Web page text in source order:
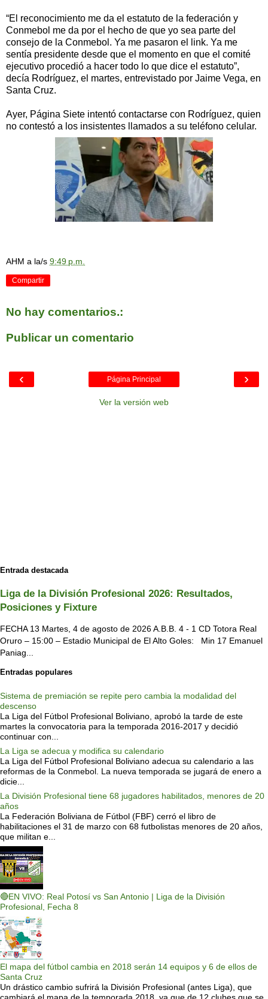
“El reconocimiento me da el estatuto de la federación y
Conmebol me da por el hecho de que yo sea parte del
consejo de la Conmebol. Ya me pasaron el link. Ya me
sentía presidente desde que el momento en que el comité
ejecutivo procedió a hacer todo lo que dice el estatuto”,
decía Rodríguez, el martes, entrevistado por Jaime Vega, en
Santa Cruz.
Ayer, Página Siete intentó contactarse con Rodríguez, quien
no contestó a los insistentes llamados a su teléfono celular.
AHM a la/s 9:49 p.m.
Compartir
No hay comentarios.:
Publicar un comentario
‹ ›
Página Principal
Ver la versión web
Entrada destacada
Liga de la División Profesional 2026: Resultados,
Posiciones y Fixture
FECHA 13 Martes, 4 de agosto de 2026 A.B.B. 4 - 1 CD Totora Real
Oruro – 15:00 – Estadio Municipal de El Alto Goles: Min 17 Emanuel
Paniag...
Entradas populares
Sistema de premiación se repite pero cambia la modalidad del
descenso
La Liga del Fútbol Profesional Boliviano, aprobó la tarde de este
martes la convocatoria para la temporada 2016-2017 y decidió
continuar con...
La Liga se adecua y modifica su calendario
La Liga del Fútbol Profesional Boliviano adecua su calendario a las
reformas de la Conmebol. La nueva temporada se jugará de enero a
dicie...
La División Profesional tiene 68 jugadores habilitados, menores de 20
años
La Federación Boliviana de Fútbol (FBF) cerró el libro de
habilitaciones el 31 de marzo con 68 futbolistas menores de 20 años,
que militan e...
🔴EN VIVO: Real Potosí vs San Antonio | Liga de la División
Profesional, Fecha 8
El mapa del fútbol cambia en 2018 serán 14 equipos y 6 de ellos de
Santa Cruz
Un drástico cambio sufrirá la División Profesional (antes Liga), que